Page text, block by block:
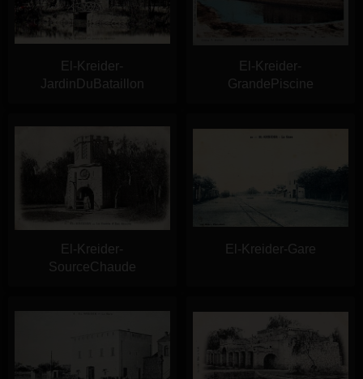
El-Kreider-
JardinDuBataillon
El-Kreider-
GrandePiscine
El-Kreider-
SourceChaude
El-Kreider-Gare